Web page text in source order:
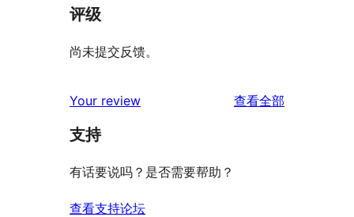
评级
尚未提交反馈。
Your review 查看全部
支持
有话要说吗？是否需要帮助？
查看支持论坛